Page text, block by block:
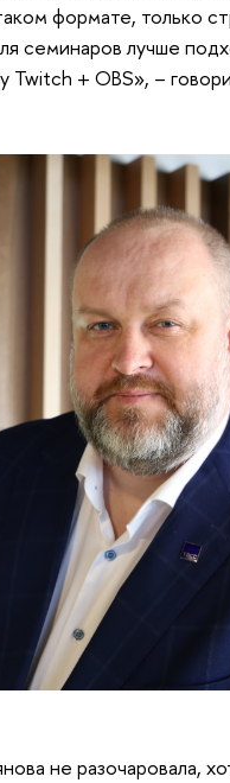
формате, только
семинаров лучше
Twitch + OBS», –
не разочаровала,